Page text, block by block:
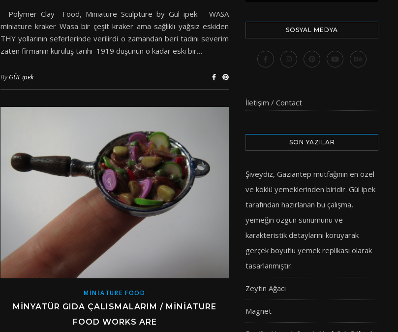
Polymer Clay Food, Miniature Sculpture by Gül ipek WASA
miniature kraker Wasa bir çeşit kraker ama sağlıklı yağsız eskiden
THY yollarının seferlerinde verilirdi o zamandan beri tadını severim
zaten firmanın kuruluş tarihi 1919 düşünün o kadar eski bir…
ByGÜL ipek
MINIATURE FOOD
MINYATÜR GIDA ÇALISMALARIM / MINIATURE
FOOD WORKS ARE
SOSYAL MEDYA
İletişim / Contact
SON YAZILAR
Şiveydiz, Gaziantep mutfağının en özel
ve köklü yemeklerinden biridir. Gül ipek
tarafından hazırlanan bu çalışma,
yemeğin özgün sunumunu ve
karakteristik detaylarını koruyarak
gerçek boyutlu yemek replikası olarak
tasarlanmıştır.
Zeytin Ağacı
Magnet